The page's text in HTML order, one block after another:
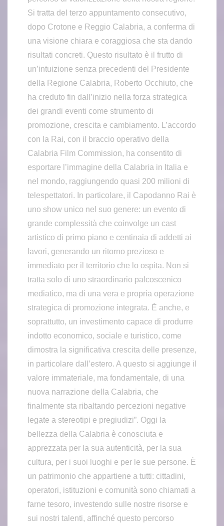
Si tratta del terzo appuntamento consecutivo,
dopo Crotone e Reggio Calabria, a conferma di
una visione chiara e coraggiosa che sta dando
risultati concreti. Questo risultato è il frutto di
un’intuizione senza precedenti del Presidente
della Regione Calabria, Roberto Occhiuto, che
ha creduto fin dall’inizio nella forza strategica
dei grandi eventi come strumento di
promozione, crescita e cambiamento. L’accordo
con la Rai, con il braccio operativo della
Calabria Film Commission, ha consentito di
esportare l’immagine della Calabria in Italia e
nel mondo, raggiungendo quasi 200 milioni di
telespettatori. In particolare, il Capodanno Rai è
uno show unico nel suo genere: un evento di
grande complessità che coinvolge un cast
artistico di primo piano e centinaia di addetti ai
lavori, generando un ritorno prezioso e
immediato per il territorio che lo ospita. Non si
tratta solo di uno straordinario palcoscenico
mediatico, ma di una vera e propria operazione
strategica di promozione integrata. È anche, e
soprattutto, un investimento capace di produrre
indotto economico, sociale e turistico, come
dimostra la significativa crescita delle presenze,
in particolare dall’estero. A questo si aggiunge il
valore immateriale, ma fondamentale, di una
nuova narrazione della Calabria, che
finalmente sta ribaltando percezioni negative
legate a stereotipi e pregiudizi”. Oggi la
bellezza della Calabria è conosciuta e
apprezzata per la sua autenticità, per la sua
cultura, per i suoi luoghi e per le sue persone. È
un patrimonio che appartiene a tutti: cittadini,
operatori, istituzioni e comunità sono chiamati a
farne tesoro, investendo sulle nostre risorse e
sui nostri talenti, affinché questo percorso